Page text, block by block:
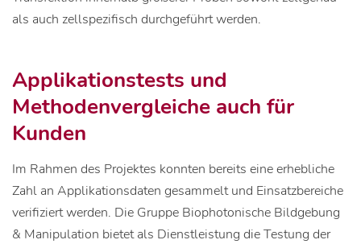
als auch zellspezifisch durchgeführt werden.
Applikationstests und
Methodenvergleiche auch für
Kunden
Im Rahmen des Projektes konnten bereits eine erhebliche
Zahl an Applikationsdaten gesammelt und Einsatzbereiche
verifiziert werden. Die Gruppe Biophotonische Bildgebung
& Manipulation bietet als Dienstleistung die Testung der